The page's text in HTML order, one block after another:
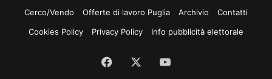
Cerco/Vendo
Offerte di lavoro Puglia Archivio
Contatti
Cookies Policy
Privacy Policy Info pubblicità elettorale
Facebook